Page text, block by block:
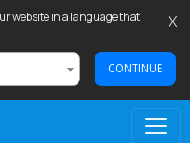
website in a language that
CONTINUE
X